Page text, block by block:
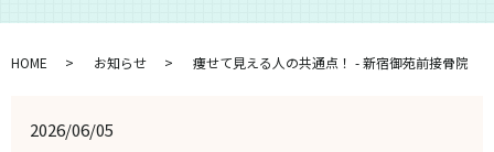
HOME お知らせ 痩せて見える人の共通点！ - 新宿御苑前接骨院
2026/06/05